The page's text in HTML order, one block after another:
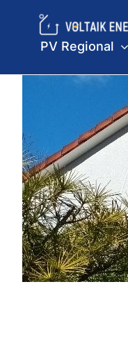
contentPV Regional